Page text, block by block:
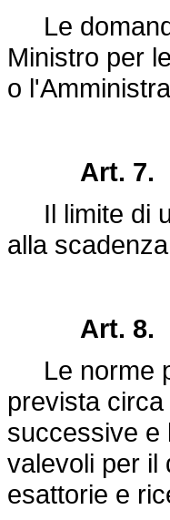
Le
Ministro per
o
Art. 7.
Il limite di
alla
Art. 8.
Le norme
prevista
successive e
valevoli per il
esattorie e